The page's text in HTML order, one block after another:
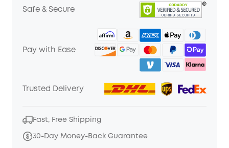
Safe & Secure
Pay with Ease
Trusted Delivery
Fast, Free Shipping
30-Day Money-Back Guarantee